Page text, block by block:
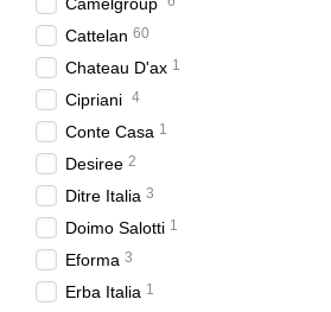
Cattelan 60
Chateau D'ax 1
Cipriani 4
Conte Casa 1
Desiree 2
Ditre Italia 3
Doimo Salotti 1
Eforma 3
Erba Italia 1